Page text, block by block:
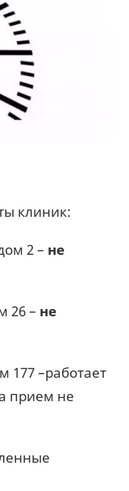
клиник:
2 – не
26 – не
177 –работает
прием не